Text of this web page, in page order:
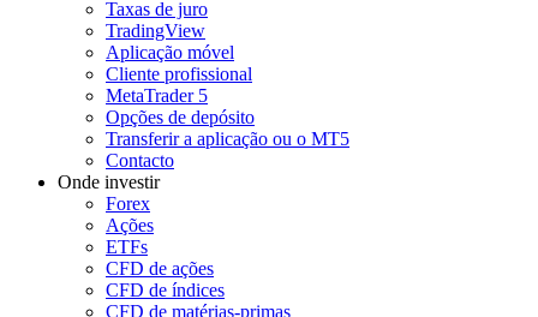
Taxas de juro
TradingView
Aplicação móvel
Cliente profissional
MetaTrader 5
Opções de depósito
Transferir a aplicação ou o MT5
Contacto
Onde investir
Forex
Ações
ETFs
CFD de ações
CFD de índices
CFD de matérias-primas